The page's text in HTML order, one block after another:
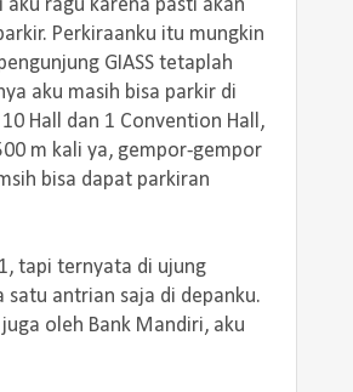
aku ragu karena pasti akan
Perkiraanku itu mungkin
GIASS tetaplah
aku masih bisa parkir di
Hall dan 1 Convention Hall,
m kali ya, gempor-gempor
bisa dapat parkiran
tapi ternyata di ujung
antrian saja di depanku.
oleh Bank Mandiri, aku